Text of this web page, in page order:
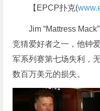
【EPCP扑克(
Jim “Mattress
竞猜爱好者之一，他钟
军系列赛第七场失利，
数百万美元的损失。